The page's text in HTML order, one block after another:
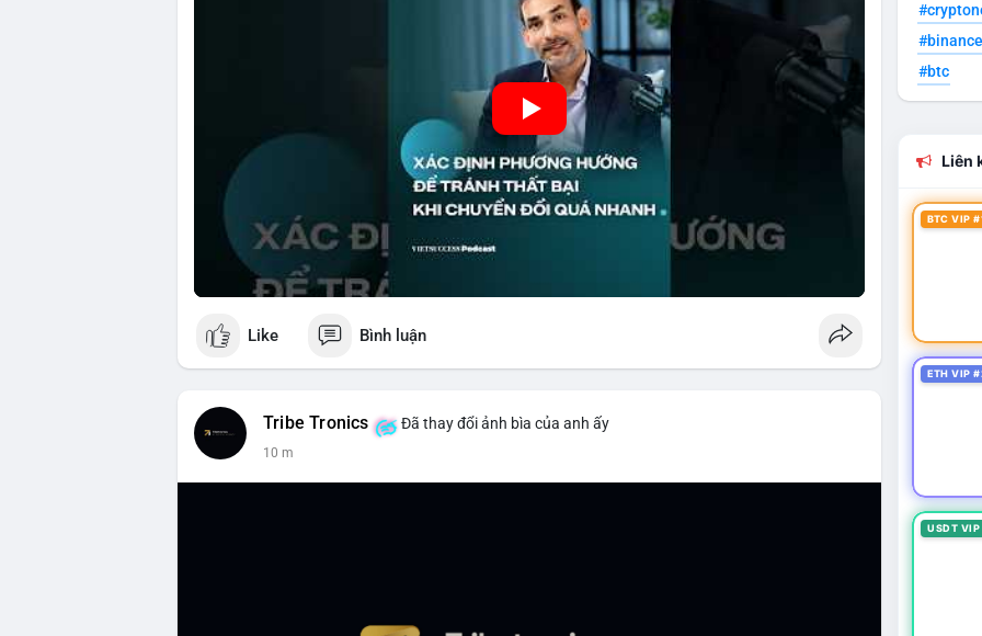
Like Bình luận
Tribe Tronics Đã thay đổi ảnh bìa của anh ấy
10 m
#btc
Liên
BTC VIP
ETH VIP
USDT